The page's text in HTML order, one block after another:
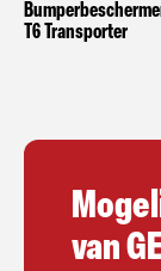
T6 Transporter
van